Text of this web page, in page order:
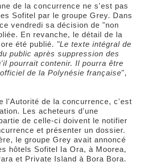
de la concurrence ne s'est pas
Sofitel par le groupe Grey. Dans
vendredi sa décision de "non
En revanche, le détail de la
été publié. "Le texte intégral de
public après suppression des
pourrait contenir. Il pourra être
de la Polynésie française",
l'Autorité de la concurrence, c'est
Les acheteurs d'une
de celle-ci doivent le notifier
et présenter un dossier.
le groupe Grey avait annoncé
hôtels Sofitel Ia Ora, à Moorea,
et Private Island à Bora Bora.